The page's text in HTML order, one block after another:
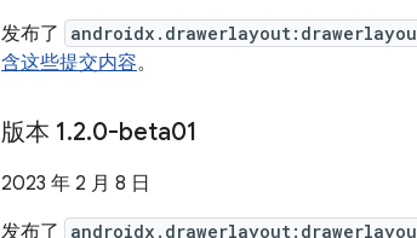
发布了
含这些提交内容。
版本 1.2.0-beta01
2023 年 2 月 8 日
发布了